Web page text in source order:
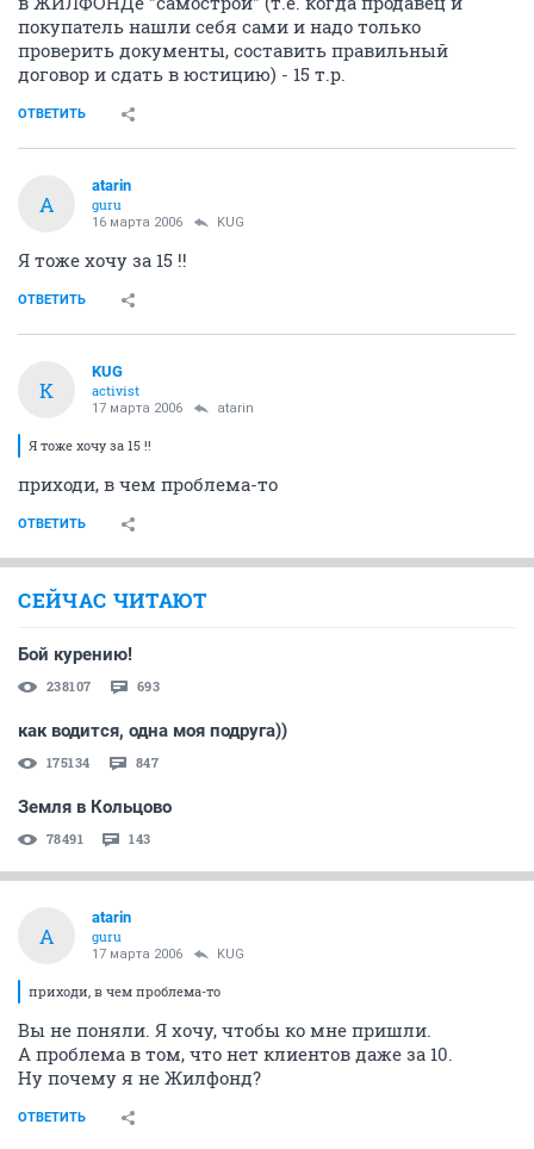
покупатель нашли себя сами и надо только
проверить документы, составить правильный
договор и сдать в юстицию) - 15 т.р.
ОТВЕТИТЬ
A
atarin
guru
16 марта 2006 KUG
Я тоже хочу за 15 !!
ОТВЕТИТЬ
K
KUG
activist
17 марта 2006 atarin
Я тоже хочу за 15 !!
приходи, в чем проблема-то
ОТВЕТИТЬ
СЕЙЧАС ЧИТАЮТ
Бой курению!
238107 693
как водится, одна моя подруга))
175134 847
Земля в Кольцово
78491 143
A
atarin
guru
17 марта 2006 KUG
приходи, в чем проблема-то
Вы не поняли. Я хочу, чтобы ко мне пришли.
А проблема в том, что нет клиентов даже за 10.
Ну почему я не Жилфонд?
ОТВЕТИТЬ